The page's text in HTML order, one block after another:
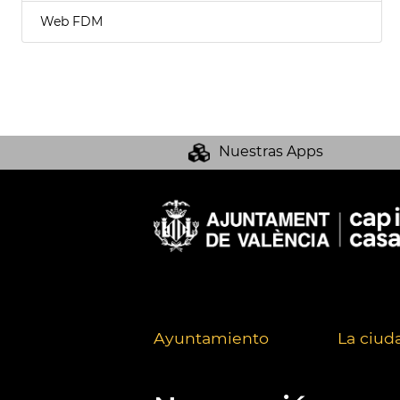
Web FDM
Nuestras Apps
Ayuntamiento La